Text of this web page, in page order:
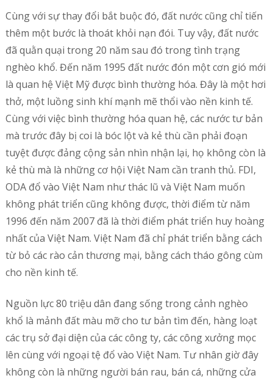
Cùng với sự thay đổi bắt buộc đó, đất nước cũng chỉ tiến
thêm một bước là thoát khỏi nạn đói. Tuy vậy, đất nước
đã quằn quại trong 20 năm sau đó trong tình trạng
nghèo khổ. Đến năm 1995 đất nước đón một cơn gió mới
là quan hệ Việt Mỹ được bình thường hóa. Đây là một hơi
thở, một luồng sinh khí mạnh mẽ thổi vào nền kinh tế.
Cùng với việc bình thường hóa quan hệ, các nước tư bản
mà trước đây bị coi là bóc lột và kẻ thù cần phải đoạn
tuyệt được đảng cộng sản nhìn nhận lại, họ không còn là
kẻ thù mà là những cơ hội Việt Nam cần tranh thủ. FDI,
ODA đổ vào Việt Nam như thác lũ và Việt Nam muốn
không phát triển cũng không được, thời điểm từ năm
1996 đến năm 2007 đã là thời điểm phát triển huy hoàng
nhất của Việt Nam. Việt Nam đã chỉ phát triển bằng cách
từ bỏ các rào cản thương mại, bằng cách tháo gông cùm
cho nền kinh tế.
Nguồn lực 80 triệu dân đang sống trong cảnh nghèo
khổ là mảnh đất màu mỡ cho tư bản tìm đến, hàng loạt
các trụ sở đại diện của các công ty, các công xưởng mọc
lên cùng với ngoại tệ đổ vào Việt Nam. Tư nhân giờ đây
không còn là những người bán rau, bán cá, những cửa